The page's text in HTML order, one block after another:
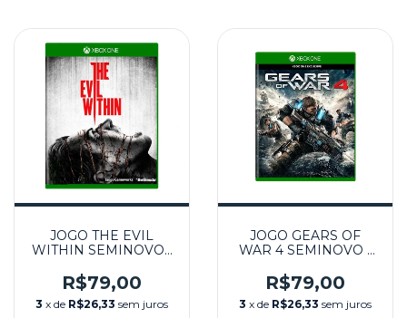
JOGO THE EVIL
WITHIN SEMINOVO -
R$79,00
3 x de R$26,33 sem juros
JOGO GEARS OF
WAR 4 SEMINOVO -
R$79,00
3 x de R$26,33 sem juros